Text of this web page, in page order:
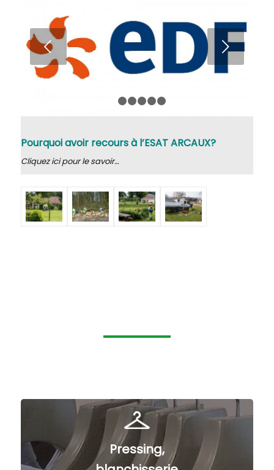
Suivant
Pourquoi avoir recours à l’ESAT ARCAUX?
Cliquez ici pour le savoir…
Pressing,